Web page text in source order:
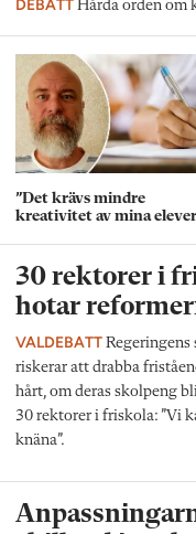
DEBATT Hårda orden om
”Det krävs mindre
kreativitet av mina
30 rektorer i
hotar
VALDEBATT
riskerar att drabba
hårt, om deras skolpeng
30 rektorer i friskola: ”Vi
knäna”.